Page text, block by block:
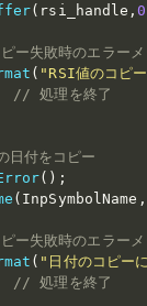
( rsi_handle ,0
失敗時のエラーメ
( "RSI値のコピ
// 処理を終了
付をコピー
( ) ;
( InpSymbolName ,
失敗時のエラーメ
( "日付のコピー
// 処理を終了